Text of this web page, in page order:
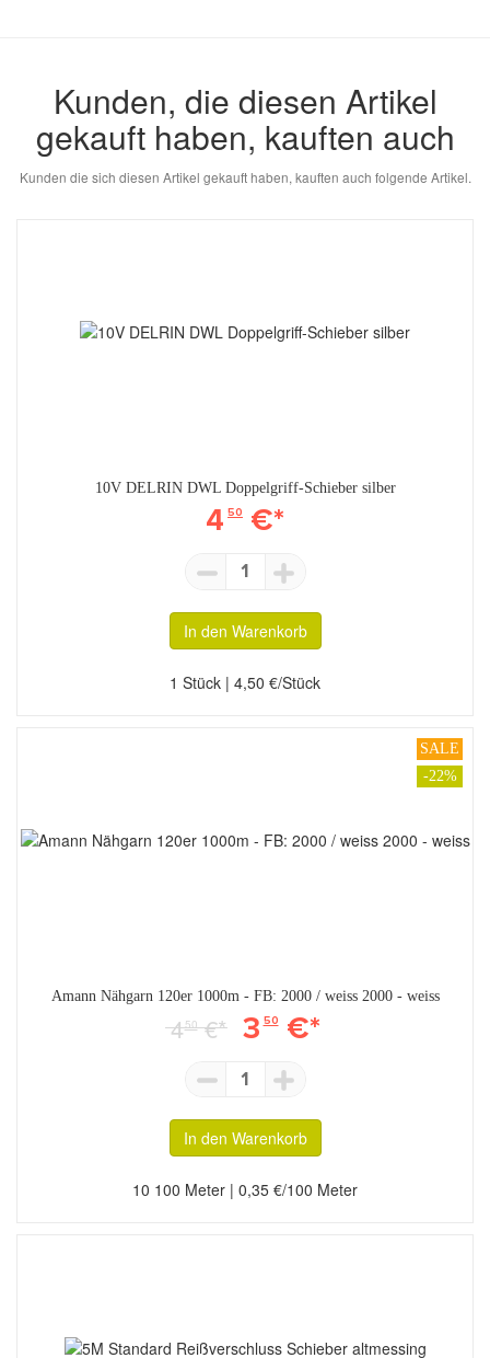
Kunden, die diesen Artikel
gekauft haben, kauften auch
Kunden die sich diesen Artikel gekauft haben, kauften auch folgende Artikel.
10V DELRIN DWL Doppelgriff-Schieber silber
4 50 €*
1
In den Warenkorb
1 Stück | 4,50 €/Stück
SALE
-22%
Amann Nähgarn 120er 1000m - FB: 2000 / weiss 2000 - weiss
450€* 3 50€*
1
In den Warenkorb
10 100 Meter | 0,35 €/100 Meter